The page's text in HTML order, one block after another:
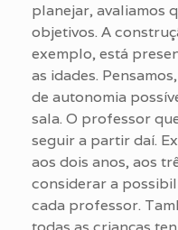
planejar, avaliamos
objetivos. A
exemplo, está
as idades.
de autonomia
sala. O professor
seguir a partir daí.
aos dois anos, aos
considerar a
cada professor.